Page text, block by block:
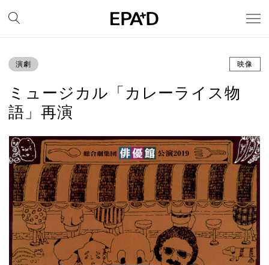
演劇 映像
ミュージカル「カレーライス物
語」再演